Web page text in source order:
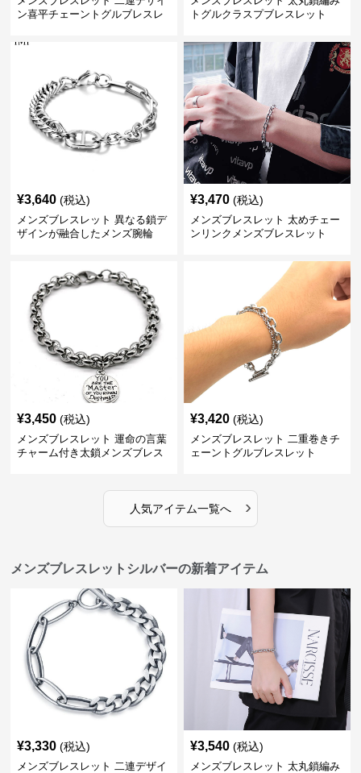
ン喜平チェーントグルブレスレ
トグルクラスプブレスレット
¥3,640 (税込)
メンズブレスレット 異なる鎖デ
ザインが融合したメンズ腕輪
¥3,470 (税込)
メンズブレスレット 太めチェー
ンリンクメンズブレスレット
¥3,450 (税込)
メンズブレスレット 運命の言葉
チャーム付き太鎖メンズブレス
¥3,420 (税込)
メンズブレスレット 二重巻きチ
ェーントグルブレスレット
人気アイテム一覧へ ›
メンズブレスレットシルバーの新着アイテム
¥3,330 (税込)
メンズブレスレット 二連デザイ
¥3,540 (税込)
メンズブレスレット 太丸鎖編み